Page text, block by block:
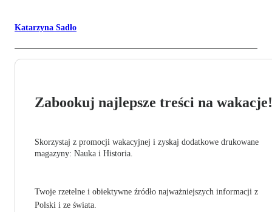
Katarzyna Sadło
Zabookuj najlepsze treści na wakacje!
Skorzystaj z promocji wakacyjnej i zyskaj dodatkowe drukowane
magazyny: Nauka i Historia.
Twoje rzetelne i obiektywne źródło najważniejszych informacji z
Polski i ze świata.